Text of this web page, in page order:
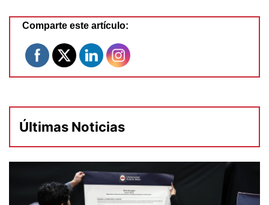
Comparte este artículo:
Últimas Noticias